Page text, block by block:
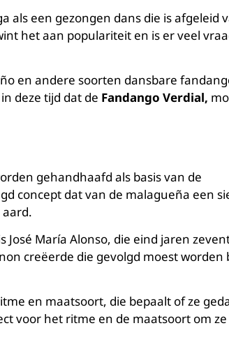
als een gezongen dans die is afgeleid
het aan populariteit en is er veel
en andere soorten dansbare
deze tijd dat de Fandango Verdial,
gehandhaafd als basis van de
concept dat van de malagueña een
María Alonso, die eind jaren
creëerde die gevolgd moest worden
en maatsoort, die bepaalt of ze
voor het ritme en de maatsoort om ze